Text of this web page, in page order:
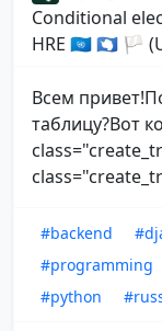
Conditional
HRE 🇺🇳 🇦🇶 🏳
Всем
таблицу?Вот
#backend
#programming
#python